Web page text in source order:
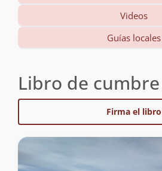
Videos
Guías locales
Libro de cumbre
Firma el libro